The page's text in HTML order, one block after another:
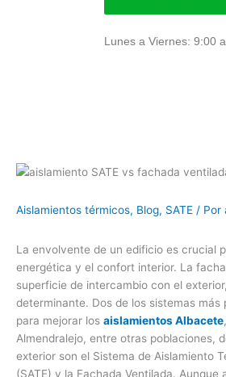
Lunes a Viernes: 9:00
Aislamientos térmicos, Blog, SATE / Por
La envolvente de un edificio es crucial
energética y el confort interior. La
superficie de intercambio con el
determinante. Dos de los sistemas
para mejorar los aislamientos Albacete
Almendralejo, entre otras poblaciones,
exterior son el Sistema de Aislamiento
(SATE) y la Fachada Ventilada. Aunque